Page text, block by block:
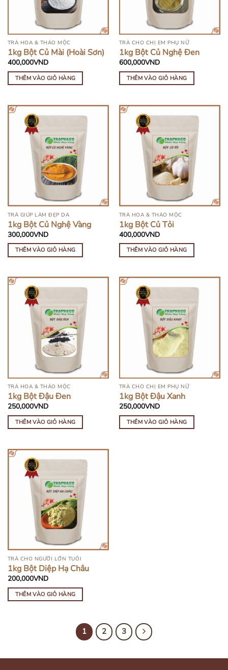
TRÀ HOA & THẢO MỘC
1kg Bột Củ Mài (Hoài Sơn)
400,000VND
THÊM VÀO GIỎ HÀNG
TRÀ CHO CHỊ EM PHỤ NỮ
1kg Bột Củ Nghệ Đen
600,000VND
THÊM VÀO GIỎ HÀNG
TRÀ GIÚP LÀM ĐẸP DA
1kg Bột Củ Nghệ Vàng
300,000VND
THÊM VÀO GIỎ HÀNG
TRÀ HOA & THẢO MỘC
1kg Bột Củ Tỏi
400,000VND
THÊM VÀO GIỎ HÀNG
TRÀ HOA & THẢO MỘC
1kg Bột Đậu Đen
250,000VND
THÊM VÀO GIỎ HÀNG
TRÀ CHO CHỊ EM PHỤ NỮ
1kg Bột Đậu Xanh
250,000VND
THÊM VÀO GIỎ HÀNG
TRÀ CHO NGƯỜI LỚN TUỔI
1kg Bột Diệp Hạ Châu
200,000VND
THÊM VÀO GIỎ HÀNG
1 2 3